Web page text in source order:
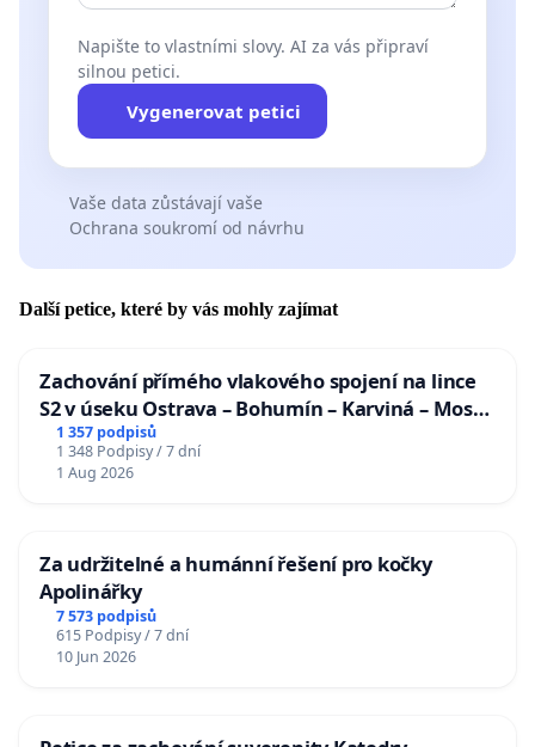
Napište to vlastními slovy. AI za vás připraví
silnou petici.
Vygenerovat petici
Vaše data zůstávají vaše
Ochrana soukromí od návrhu
Další petice, které by vás mohly zajímat
Zachování přímého vlakového spojení na lince
S2 v úseku Ostrava – Bohumín – Karviná – Mosty
u Jablunkova
1 357 podpisů
1 348 Podpisy / 7 dní
1 Aug 2026
Za udržitelné a humánní řešení pro kočky
Apolinářky
7 573 podpisů
615 Podpisy / 7 dní
10 Jun 2026